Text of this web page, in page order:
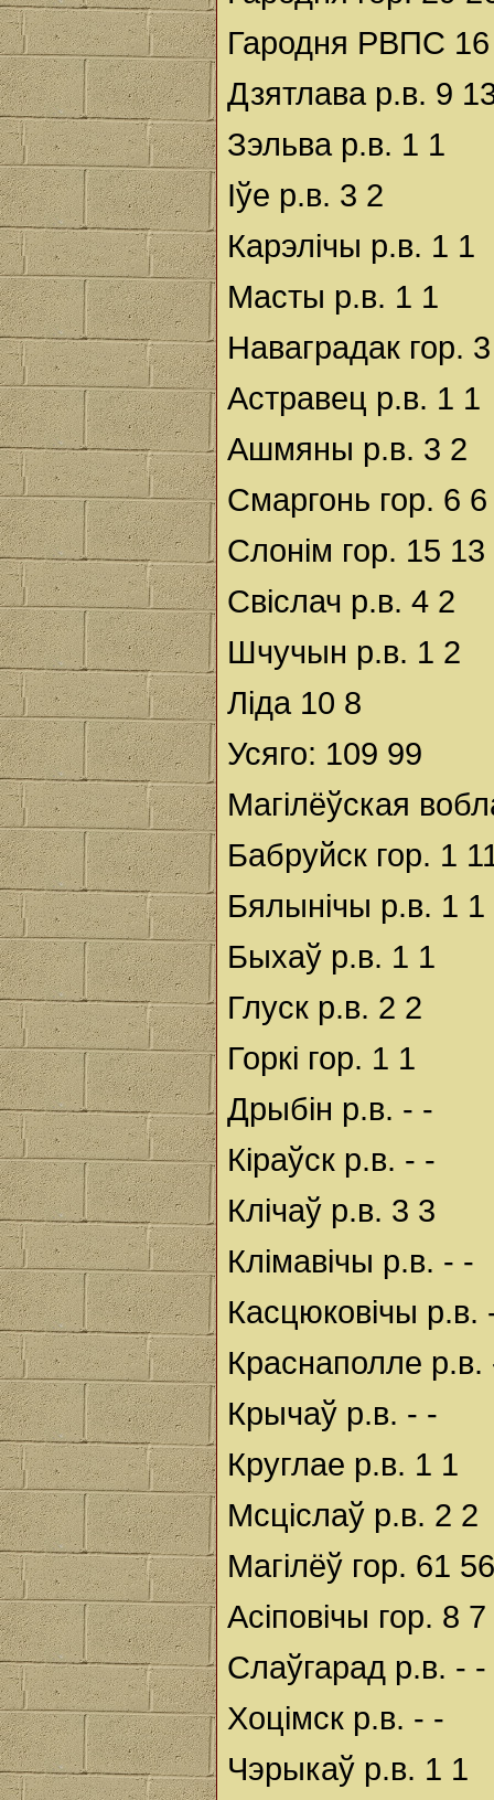
Гародня РВПС
Дзятлава р.в. 9
Зэльва р.в. 1 1
Іўе р.в. 3 2
Карэлічы р.в. 1 1
Масты р.в. 1 1
Наваградак гор.
Астравец р.в. 1 1
Ашмяны р.в. 3 2
Смаргонь гор. 6 6
Слонім гор. 15 13
Свіслач р.в. 4 2
Шчучын р.в. 1 2
Ліда 10 8
Усяго: 109 99
Магілёўская
Бабруйск гор. 1
Бялынічы р.в. 1 1
Быхаў р.в. 1 1
Глуск р.в. 2 2
Горкі гор. 1 1
Дрыбін р.в. - -
Кіраўск р.в. - -
Клічаў р.в. 3 3
Клімавічы р.в. - -
Касцюковічы р.в.
Краснаполле р.в.
Крычаў р.в. - -
Круглае р.в. 1 1
Мсціслаў р.в. 2 2
Магілёў гор. 61 56
Асіповічы гор. 8 7
Слаўгарад р.в. - -
Хоцімск р.в. - -
Чэрыкаў р.в. 1 1